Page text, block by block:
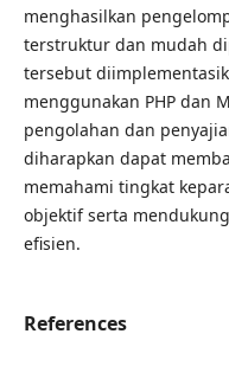
menghasilkan
terstruktur dan mudah
tersebut
menggunakan PHP dan
pengolahan dan
diharapkan dapat
memahami tingkat
objektif serta
efisien.
References